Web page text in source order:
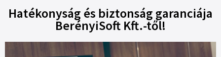
Hatékonyság és biztonság garanciája
BerényiSoft Kft.-től!